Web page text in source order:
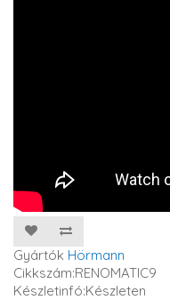
Gyártók Hörmann
Cikkszám:RENOMATIC9
Készletinfó:Készleten